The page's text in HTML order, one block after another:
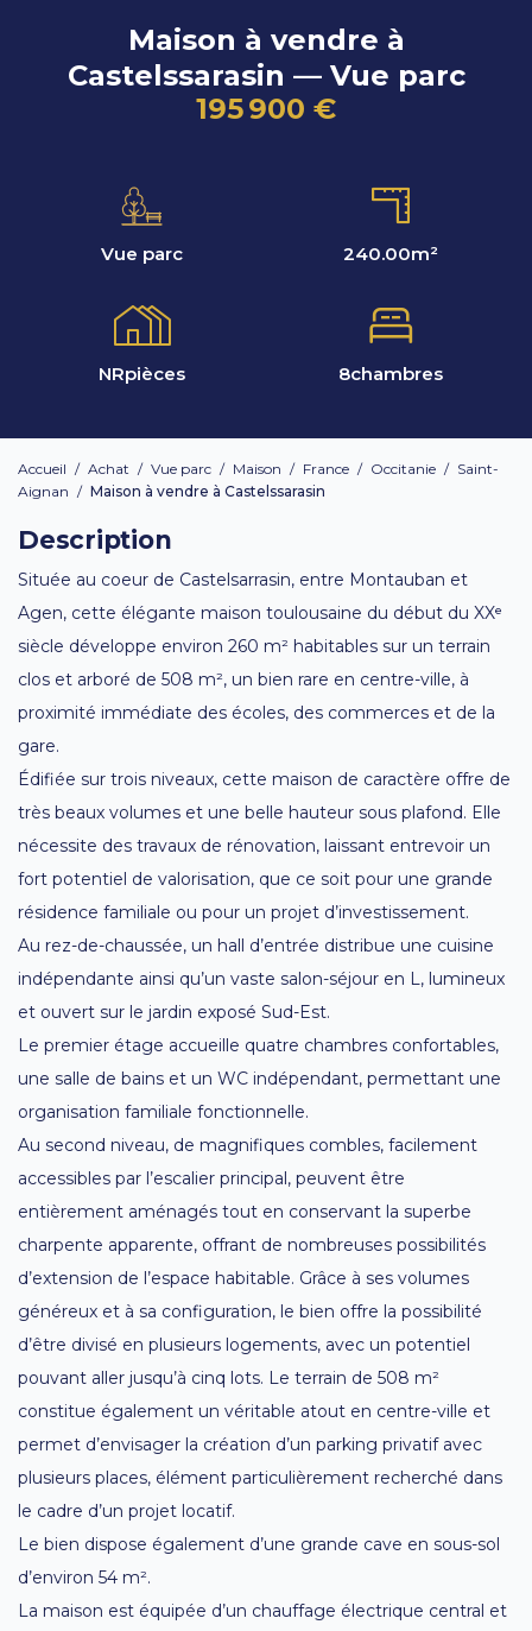
Maison à vendre à
Castelssarasin — Vue parc
195 900 €
Vue parc 240.00m²
NRpièces 8chambres
Accueil / Achat / Vue parc / Maison / France / Occitanie / Saint-
Aignan / Maison à vendre à Castelssarasin
Description
Située au coeur de Castelsarrasin, entre Montauban et
Agen, cette élégante maison toulousaine du début du XXᵉ
siècle développe environ 260 m² habitables sur un terrain
clos et arboré de 508 m², un bien rare en centre-ville, à
proximité immédiate des écoles, des commerces et de la
gare.
Édifiée sur trois niveaux, cette maison de caractère offre de
très beaux volumes et une belle hauteur sous plafond. Elle
nécessite des travaux de rénovation, laissant entrevoir un
fort potentiel de valorisation, que ce soit pour une grande
résidence familiale ou pour un projet d’investissement.
Au rez-de-chaussée, un hall d’entrée distribue une cuisine
indépendante ainsi qu’un vaste salon-séjour en L, lumineux
et ouvert sur le jardin exposé Sud-Est.
Le premier étage accueille quatre chambres confortables,
une salle de bains et un WC indépendant, permettant une
organisation familiale fonctionnelle.
Au second niveau, de magnifiques combles, facilement
accessibles par l’escalier principal, peuvent être
entièrement aménagés tout en conservant la superbe
charpente apparente, offrant de nombreuses possibilités
d’extension de l’espace habitable. Grâce à ses volumes
généreux et à sa configuration, le bien offre la possibilité
d’être divisé en plusieurs logements, avec un potentiel
pouvant aller jusqu’à cinq lots. Le terrain de 508 m²
constitue également un véritable atout en centre-ville et
permet d’envisager la création d’un parking privatif avec
plusieurs places, élément particulièrement recherché dans
le cadre d’un projet locatif.
Le bien dispose également d’une grande cave en sous-sol
d’environ 54 m².
La maison est équipée d’un chauffage électrique central et